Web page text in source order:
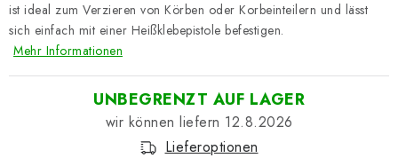
ist ideal zum Verzieren von Körben oder Korbeinteilern und lässt
sich einfach mit einer Heißklebepistole befestigen.
Mehr Informationen
UNBEGRENZT AUF LAGER
12.8.2026
Lieferoptionen